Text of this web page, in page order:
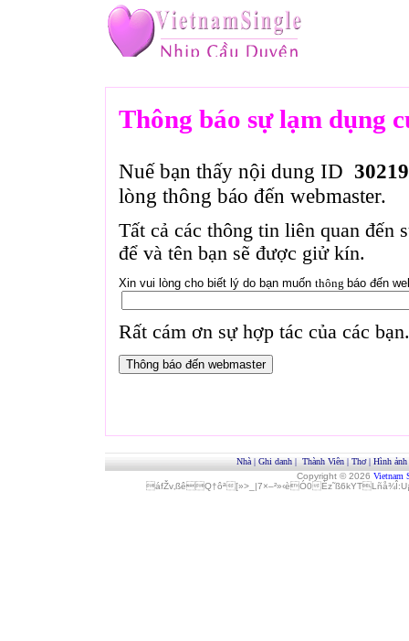
Thông báo sự lạm dụng
Nuế bạn thấy nội dung ID
lòng thông báo đến webmaster.
Tất cả các thông tin liên quan đến
để và tên bạn sẽ được giử kín.
Xin vui lòng cho biết lý do bạn muốn thông báo đến
Rất cám ơn sự hợp tác của các bạn.
Nhà | Ghi danh | Thành Viên | Thơ| Hình ảnh
Copyright © 2026 Vietnam
áfŽv‚ßêQ†ôª[»>_|7×–²»‹èÓ0